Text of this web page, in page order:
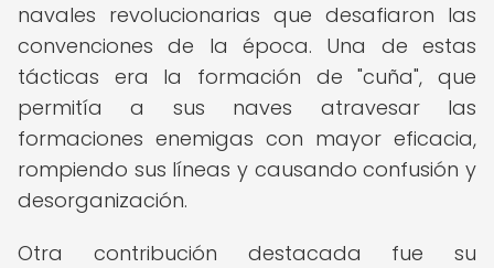
navales revolucionarias que desafiaron las
convenciones de la época. Una de estas
tácticas era la formación de "cuña", que
permitía a sus naves atravesar las
formaciones enemigas con mayor eficacia,
rompiendo sus líneas y causando confusión y
desorganización.
Otra contribución destacada fue su